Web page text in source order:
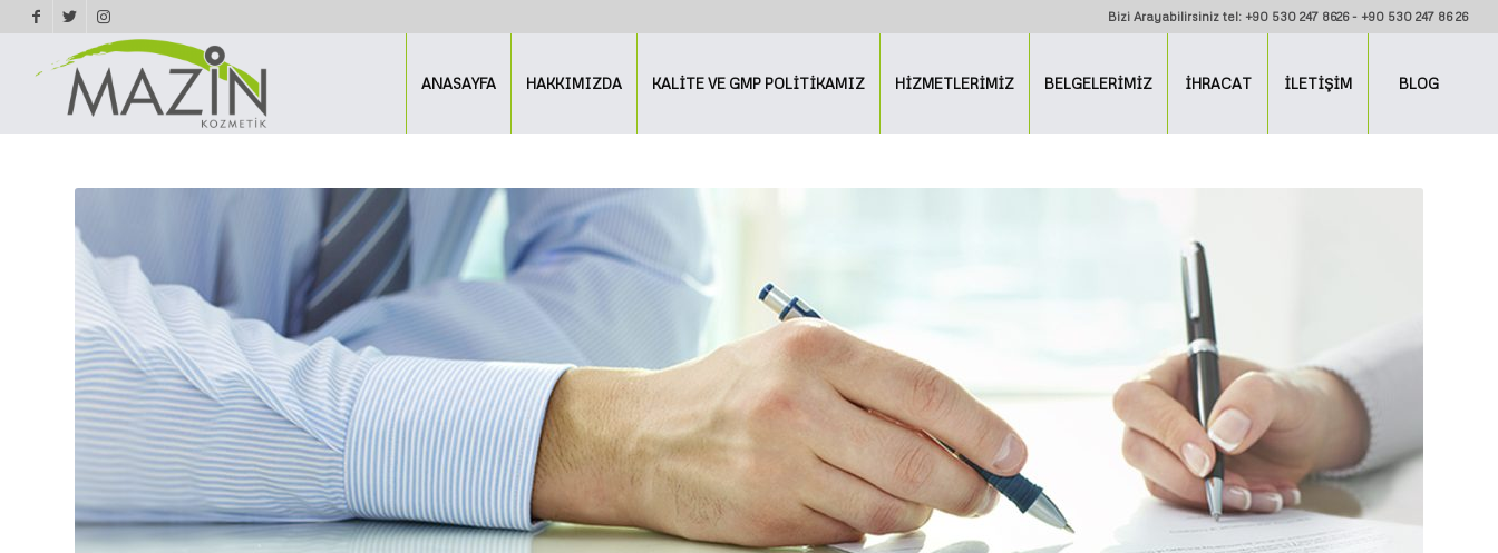
Bizi Arayabilirsiniz tel: +90 530 247 8626 - +90 530 247 86 26
ANASAYFA HAKKIMIZDA KALİTE VE GMP POLİTİKAMIZ HİZMETLERİMİZ BELGELERİMİZ İHRACAT İLETİŞİM BLOG